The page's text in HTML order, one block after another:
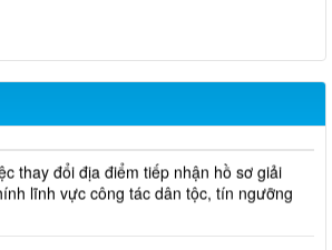
chọn tổ chức hành nghề đấu giá tài sản
thay đổi địa điểm tiếp nhận hồ sơ giải
lĩnh vực công tác dân tộc, tín ngưỡng